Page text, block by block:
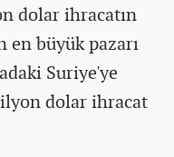
dolar ihracatın
büyük pazarı
Suriye'ye
dolar ihracat